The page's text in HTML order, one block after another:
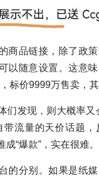
商品链接，除了政
以随意设置。这意味
标价9999万售卖，
们发现，则大概率又
带流量的天价话题
“爆款”，实在很难。
的分别。如果是纸